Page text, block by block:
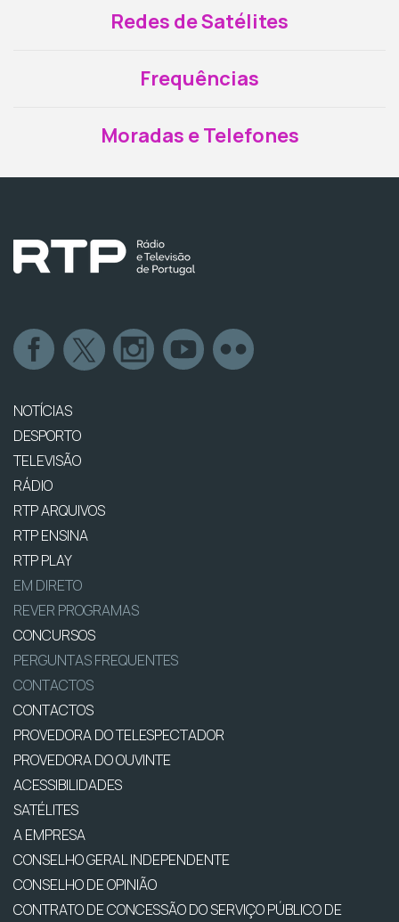
Redes de Satélites
Frequências
Moradas e Telefones
NOTÍCIAS
DESPORTO
TELEVISÃO
RÁDIO
RTP ARQUIVOS
RTP ENSINA
RTP PLAY
EM DIRETO
REVER PROGRAMAS
CONCURSOS
PERGUNTAS FREQUENTES
CONTACTOS
CONTACTOS
PROVEDORA DO TELESPECTADOR
PROVEDORA DO OUVINTE
ACESSIBILIDADES
SATÉLITES
A EMPRESA
CONSELHO GERAL INDEPENDENTE
CONSELHO DE OPINIÃO
CONTRATO DE CONCESSÃO DO SERVIÇO PÚBLICO DE